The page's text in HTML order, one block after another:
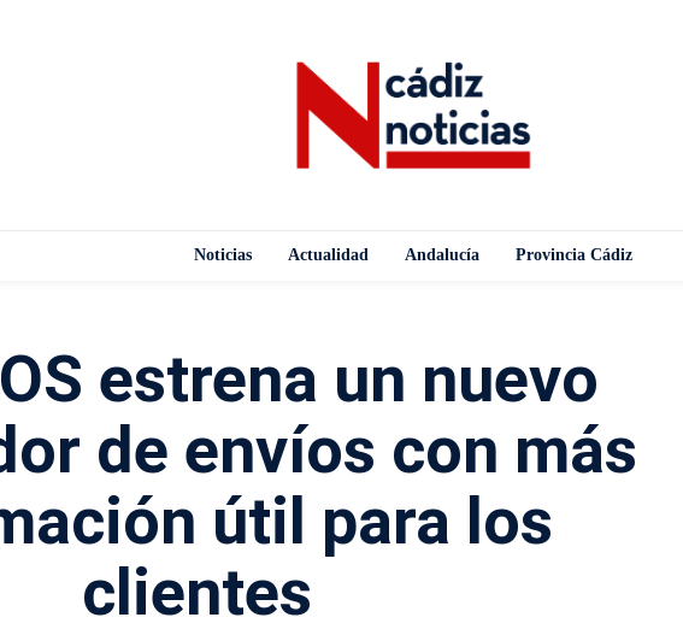
Noticias Actualidad Andalucía Provincia Cádiz
estrena un nuevo
de envíos con más
útil para los
clientes